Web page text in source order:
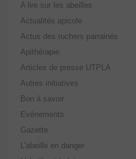
A lire sur les abeilles
Actualités apicole
Actus des ruchers parrainés
Apithérapie
Articles de presse UTPLA
Autres initiatives
Bon à savoir
Evénements
Gazette
L'abeille en danger